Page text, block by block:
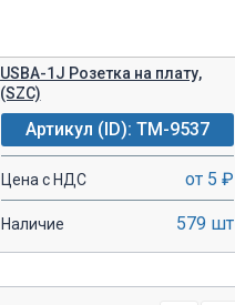
USBA-1J Розетка на плату,
(SZC)
Артикул (ID): TM-9537
Цена с НДС от 5 ₽
Наличие 579 шт